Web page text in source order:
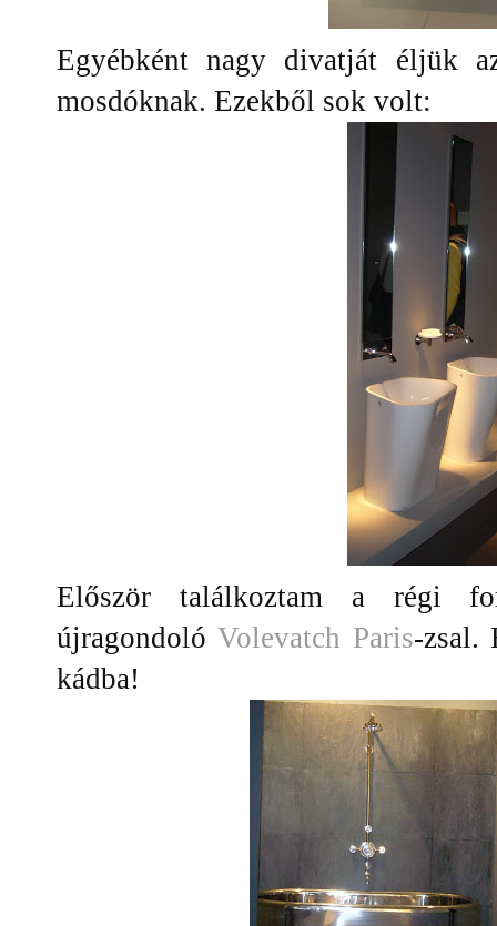
Egyébként nagy divatját éljük
mosdóknak. Ezekből sok volt:
Először találkoztam a régi
újragondolóVolevatch Paris-zsal.
kádba!